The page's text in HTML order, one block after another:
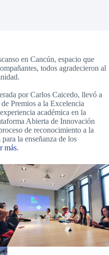
en Cancún, espacio que
todos agradecieron al
por Carlos Caicedo, llevó a
Premios a la Excelencia
académica en la
Abierta de Innovación
de reconocimiento a la
la enseñanza de los
más.